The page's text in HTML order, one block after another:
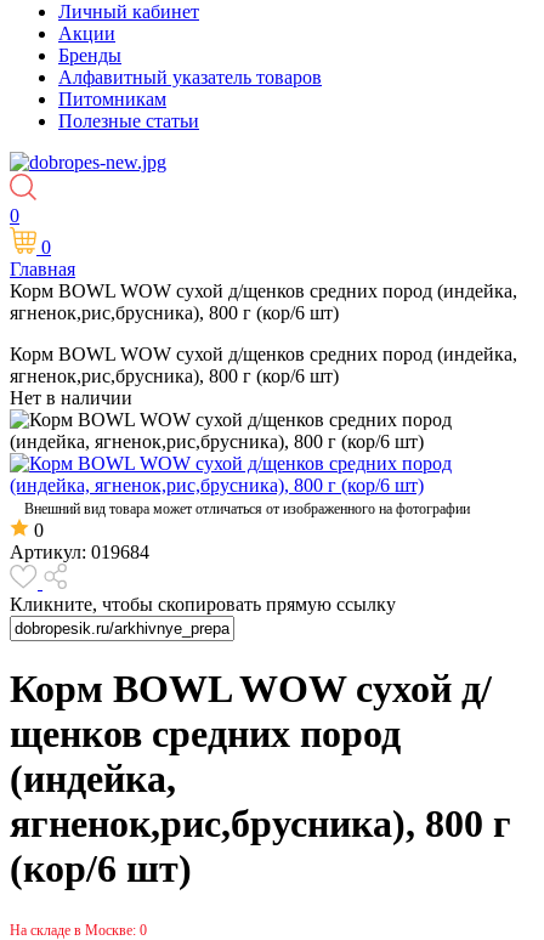
Личный кабинет
Акции
Бренды
Алфавитный указатель товаров
Питомникам
Полезные статьи
0
0
Главная
Корм BOWL WOW сухой д/щенков средних пород (индейка,
ягненок,рис,брусника), 800 г (кор/6 шт)
Корм BOWL WOW сухой д/щенков средних пород (индейка,
ягненок,рис,брусника), 800 г (кор/6 шт)
Нет в наличии
Внешний вид товара может отличаться от изображенного на фотографии
0
Артикул: 019684
Кликните, чтобы скопировать прямую ссылку
Корм BOWL WOW сухой д/
щенков средних пород
(индейка,
ягненок,рис,брусника), 800 г
(кор/6 шт)
На складе в Москве: 0